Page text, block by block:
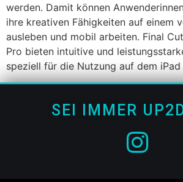
werden. Damit können
ihre kreativen Fähigkeiten auf einem
ausleben und mobil arbeiten. Final
Pro bieten intuitive und
speziell für die Nutzung auf dem
SEI IMMER